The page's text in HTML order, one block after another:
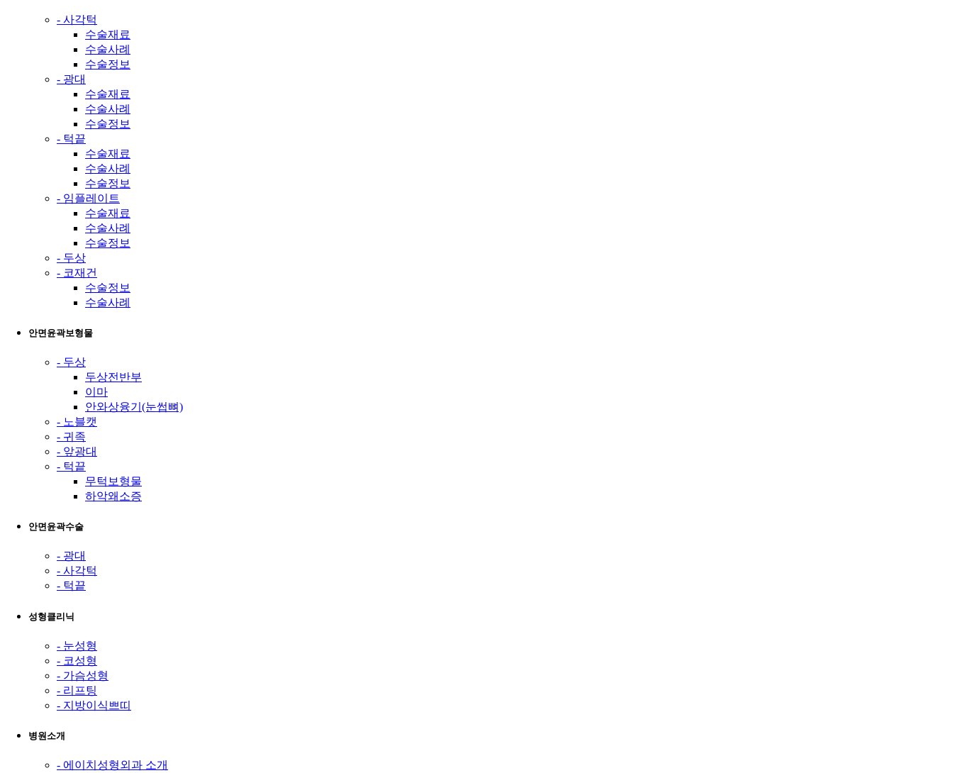
- 사각턱
수술재료
수술사례
수술정보
- 광대
수술재료
수술사례
수술정보
- 턱끝
수술재료
수술사례
수술정보
- 임플레이트
수술재료
수술사례
수술정보
- 두상
- 코재건
수술정보
수술사례
안면윤곽보형물
- 두상
두상전반부
이마
안와상융기(눈썹뼈)
- 노블캣
- 귀족
- 앞광대
- 턱끝
무턱보형물
하악왜소증
안면윤곽수술
- 광대
- 사각턱
- 턱끝
성형클리닉
- 눈성형
- 코성형
- 가슴성형
- 리프팅
- 지방이식쁘띠
병원소개
- 에이치성형외과 소개